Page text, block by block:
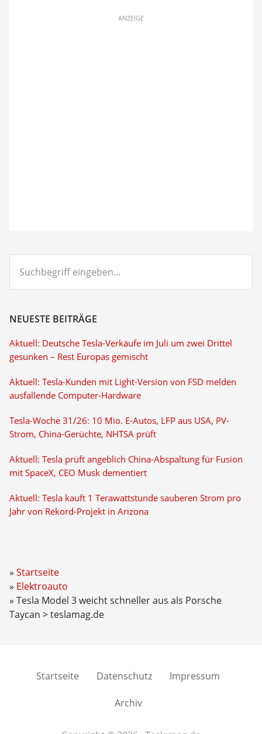
ANZEIGE
eingeben...
NEUESTE BEITRÄGE
Aktuell: Deutsche Tesla-Verkäufe im Juli um zwei Drittel
gesunken – Rest Europas gemischt
Aktuell: Tesla-Kunden mit Light-Version von FSD melden
ausfallende Computer-Hardware
Tesla-Woche 31/26: 10 Mio. E-Autos, LFP aus USA, PV-
Strom, China-Gerüchte, NHTSA prüft
Aktuell: Tesla prüft angeblich China-Abspaltung für Fusion
mit SpaceX, CEO Musk dementiert
Aktuell: Tesla kauft 1 Terawattstunde sauberen Strom pro
Jahr von Rekord-Projekt in Arizona
Startseite
Elektroauto
Tesla Model 3 weicht schneller aus als Porsche
Taycan > teslamag.de
Startseite Datenschutz Impressum
Archiv